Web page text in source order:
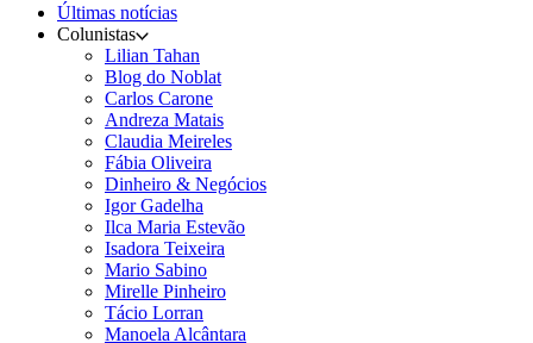
Últimas notícias
Colunistas
Lilian Tahan
Blog do Noblat
Carlos Carone
Andreza Matais
Claudia Meireles
Fábia Oliveira
Dinheiro & Negócios
Igor Gadelha
Ilca Maria Estevão
Isadora Teixeira
Mario Sabino
Mirelle Pinheiro
Tácio Lorran
Manoela Alcântara